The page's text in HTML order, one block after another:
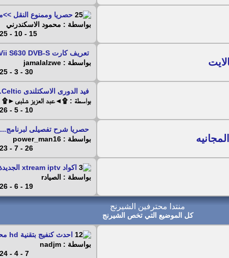
حصريا وممنوع النقل
بواسطة : محمود الاسكندرني
15 - 10 - 2025
تعريف كارت TeVii S630 DVB-S
بواسطة : jamalalzwe
30 - 3 - 2025
فيد الدورى الاسكتلندى Celtic...
بواسطة : ۩◄عبد العزيز شلبى►۩
10 - 5 - 2026
حصريا شرح تفصيلى لبرنامج...
بواسطة : power_man16
26 - 7 - 2023
اكواد xtream iptv الجديدة...
بواسطة : الصيادr
19 - 6 - 2026
منتدا محترفين الشيرنج
كل الموضيع التي تخص الشيرنج
احدث كنفيج بتقنية hd محدث...
بواسطة : nadjm
7 - 4 - 2024